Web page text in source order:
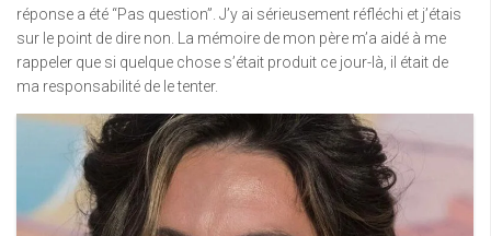
réponse a été “Pas question”. J’y ai sérieusement réfléchi et j’étais
sur le point de dire non. La mémoire de mon père m’a aidé à me
rappeler que si quelque chose s’était produit ce jour-là, il était de
ma responsabilité de le tenter.